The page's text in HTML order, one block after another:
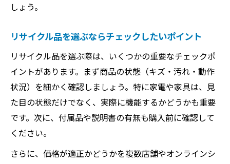
しょう。
リサイクル品を選ぶならチェックしたいポイント
リサイクル品を選ぶ際は、いくつかの重要なチェックポ
イントがあります。まず商品の状態（キズ・汚れ・動作
状況）を細かく確認しましょう。特に家電や家具は、見
た目の状態だけでなく、実際に機能するかどうかも重要
です。次に、付属品や説明書の有無も購入前に確認して
ください。
さらに、価格が適正かどうかを複数店舗やオンラインシ